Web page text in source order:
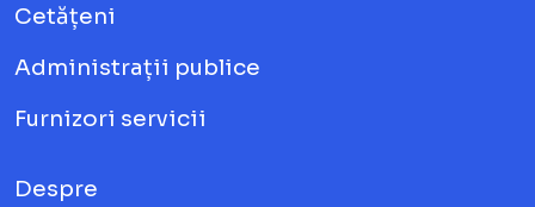
Cetățeni
Administrații publice
Furnizori servicii
Despre